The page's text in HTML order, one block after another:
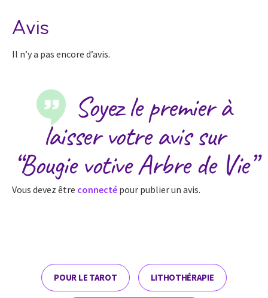
Avis
Il n’y a pas encore d’avis.
Soyez le premier à
laisser votre avis sur
“Bougie votive Arbre de Vie”
Vous devez être connecté pour publier un avis.
POUR LE TAROT LITHOTHÉRAPIE